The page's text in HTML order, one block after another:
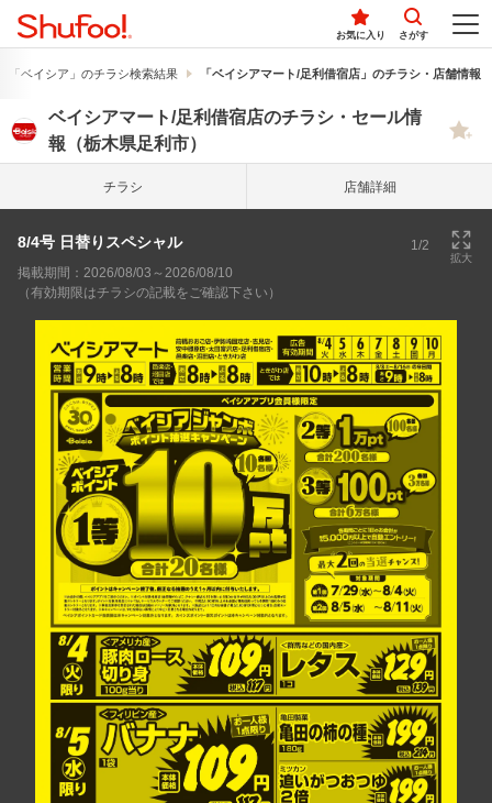
お気に入り さがす
「ベイシア」のチラシ検索結果 「ベイシアマート/足利借宿店」のチラシ・店舗情報
ベイシアマート/足利借宿店のチラシ・セール情
報（栃木県足利市）
チラシ 店舗詳細
8/4号 日替りスペシャル 1/2
拡大
掲載期間：2026/08/03～2026/08/10
（有効期限はチラシの記載をご確認下さい）